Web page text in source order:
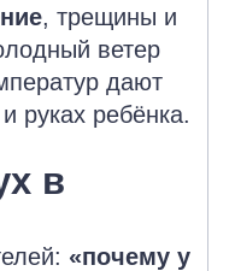
, трещины и
ветер
дают
руках ребёнка.
в
«почему у